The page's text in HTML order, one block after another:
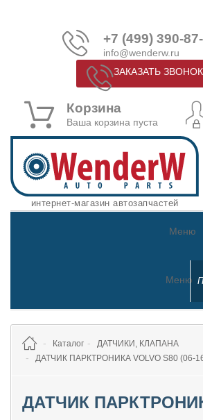
+7 (499) 390-
info@wenderw.ru
ЗАКАЗАТЬ ЗВОНОК
Корзина
Ваша корзина пуста
интернет-магазин автозапчастей
Меню
Меню
Каталог
ДАТЧИКИ, КЛАПАНА
ДАТЧИК ПАРКТРОНИКА VOLVO S80 (06-
ДАТЧИК